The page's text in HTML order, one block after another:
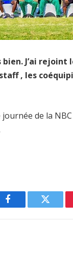
J’ai
, les
de la
Facebook Twitter